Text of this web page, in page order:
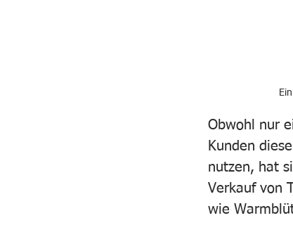
Obwohl nur
Kunden
nutzen, hat
Verkauf von
wie